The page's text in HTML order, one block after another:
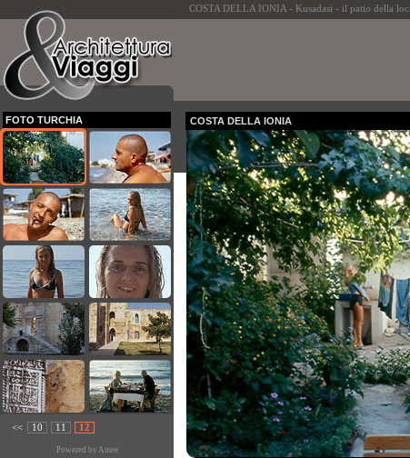
COSTA DELLA IONIA - Kusadasi - il patio della
FOTO TURCHIA
<< 10 11 12
Powered by Amee
COSTA DELLA IONIA